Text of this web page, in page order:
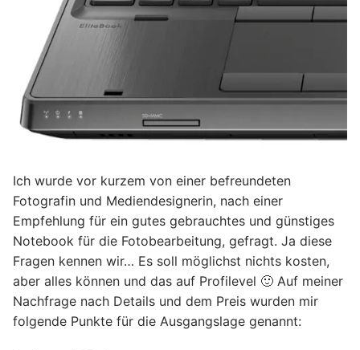
Ich wurde vor kurzem von einer befreundeten
Fotografin und Mediendesignerin, nach einer
Empfehlung für ein gutes gebrauchtes und günstiges
Notebook für die Fotobearbeitung, gefragt. Ja diese
Fragen kennen wir… Es soll möglichst nichts kosten,
aber alles können und das auf Profilevel 🙂 Auf meiner
Nachfrage nach Details und dem Preis wurden mir
folgende Punkte für die Ausgangslage genannt: